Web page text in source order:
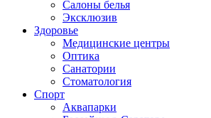
Салоны белья
Эксклюзив
Здоровье
Медицинские центры
Оптика
Санатории
Стоматология
Спорт
Аквапарки